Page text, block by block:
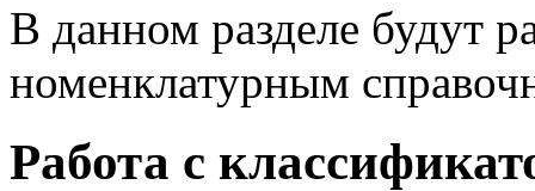
В данном разделе будут
номенклатурным
Работа с